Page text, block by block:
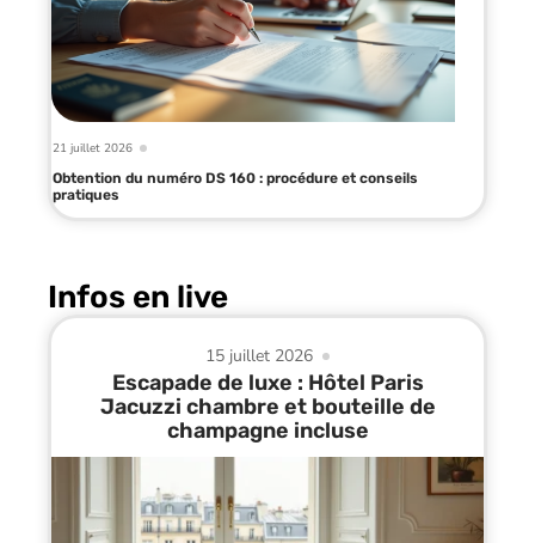
21 juillet 2026
Obtention du numéro DS 160 : procédure et conseils
pratiques
Infos en live
15 juillet 2026
Escapade de luxe : Hôtel Paris
Jacuzzi chambre et bouteille de
champagne incluse